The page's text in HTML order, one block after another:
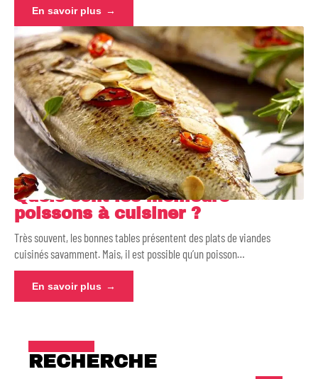
En savoir plus
Quels sont les meilleurs
poissons à cuisiner ?
Très souvent, les bonnes tables présentent des plats de viandes
cuisinés savamment. Mais, il est possible qu’un poisson…
En savoir plus
RECHERCHE